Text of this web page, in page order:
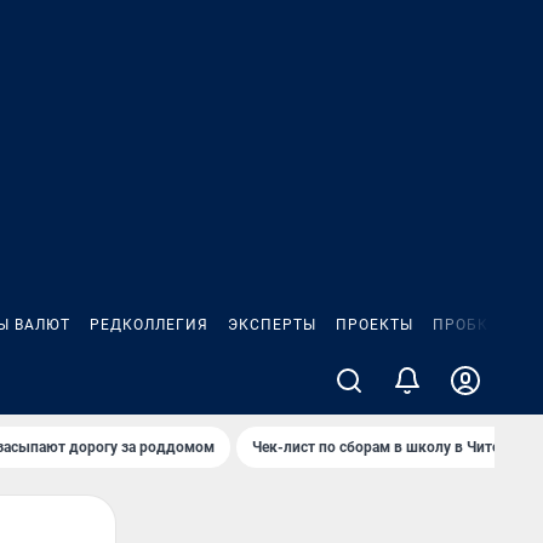
ВАЛЮТ РЕДКОЛЛЕГИЯ ЭКСПЕРТЫ ПРОЕКТЫ ПРОБКИ
дорогу за роддомом Чек-лист по сборам в школу в Чите